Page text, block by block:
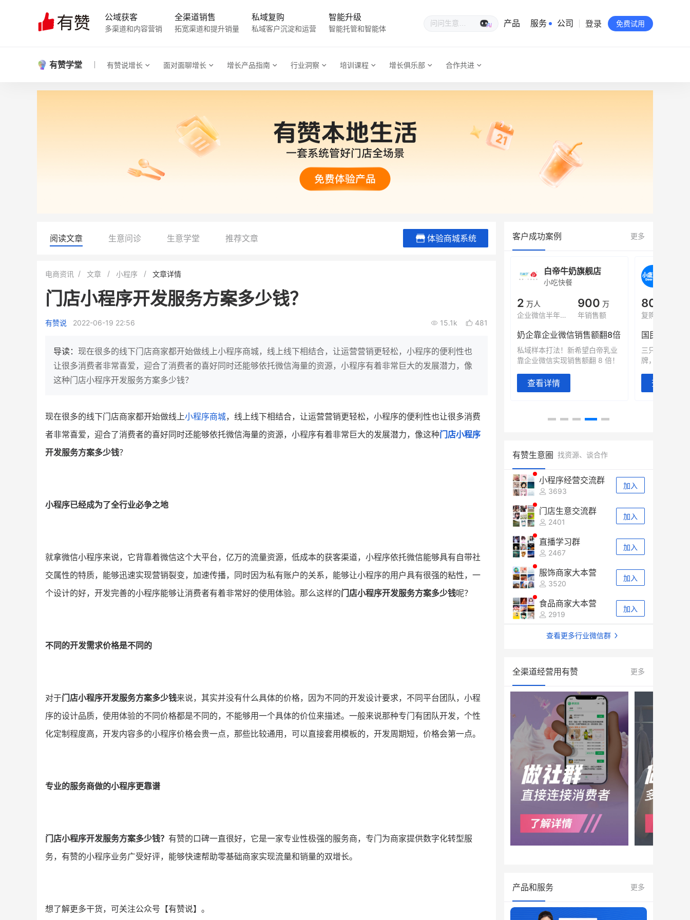
公域获客
多渠道和内容营销
全渠道销售
拓宽渠道和提升销量
私域复购
私域客户沉淀和运营
智能升级
智能托管和智能体
生意专家
产品 服务 公司
有赞公益
站点地图
登录 免费试用
有赞学堂 有赞说增长 面对面聊增长 增长产品指南 行业洞察 培训课程 增长俱乐部 合作共进
阅读文章 生意问诊 生意学堂 推荐文章 体验商城系统
电商资讯 文章 小程序 文章详情
门店小程序开发服务方案多少钱？
有赞说 2022-06-19 22:56 15.1k 481
导读： 现在很多的线下门店商家都开始做线上小程序商城，线上线下相结合，让运营营销更轻松，小程序的便利性也
让很多消费者非常喜爱，迎合了消费者的喜好同时还能够依托微信海量的资源，小程序有着非常巨大的发展潜力，像
这种门店小程序开发服务方案多少钱？
现在很多的线下门店商家都开始做线上小程序商城，线上线下相结合，让运营营销更轻松，小程序的便利性也让很多消费
者非常喜爱，迎合了消费者的喜好同时还能够依托微信海量的资源，小程序有着非常巨大的发展潜力，像这种门店小程序
开发服务方案多少钱？
小程序已经成为了全行业必争之地
就拿微信小程序来说，它背靠着微信这个大平台，亿万的流量资源，低成本的获客渠道，小程序依托微信能够具有自带社
交属性的特质，能够迅速实现营销裂变，加速传播，同时因为私有账户的关系，能够让小程序的用户具有很强的粘性，一
个设计的好，开发完善的小程序能够让消费者有着非常好的使用体验。那么这样的门店小程序开发服务方案多少钱呢？
不同的开发需求价格是不同的
对于门店小程序开发服务方案多少钱来说，其实并没有什么具体的价格，因为不同的开发设计要求，不同平台团队，小程
序的设计品质，使用体验的不同价格都是不同的，不能够用一个具体的价位来描述。一般来说那种专门有团队开发，个性
化定制程度高，开发内容多的小程序价格会贵一点，那些比较通用，可以直接套用模板的，开发周期短，价格会第一点。
专业的服务商做的小程序更靠谱
门店小程序开发服务方案多少钱？ 有赞的口碑一直很好，它是一家专业性极强的服务商，专门为商家提供数字化转型服
务，有赞的小程序业务广受好评，能够快速帮助零基础商家实现流量和销量的双增长。
想了解更多干货，可关注公众号【有赞说】。
客户成功案例 更多
小鹿蓝蓝会员
7900 万
三只松鼠旗下的网红婴儿辅食品
牌，22天便拿下类目第一
查看详情
BEIESTATE贝易品牌
母婴
有货源没流量？母婴馆如何破局
他只用7年做到平台销冠，转战私
域如何破局？
200 万
这家女装连锁如何借有赞破局新
零售？
IT精英回乡种地，撬动2000万生
意！
白帝牛奶旗舰店
小吃快餐
2 万人
企业微信半年拉新
900 万
年销售额
奶企靠企业微信销售额翻8倍
私域样本打法！新希望白帝乳业
靠企业微信实现销售额翻 8 倍！
查看详情
80%
复购率
国民品牌副
三只松鼠旗下
牌，22天便拿
查看详情
有赞生意圈 找资源、谈合作
小程序经营交流群
3693
加入
门店生意交流群
2401
加入
直播学习群
2467
加入
服饰商家大本营
3520
加入
食品商家大本营
2919
加入
查看更多行业微信群
全渠道经营用有赞 更多
产品和服务 更多